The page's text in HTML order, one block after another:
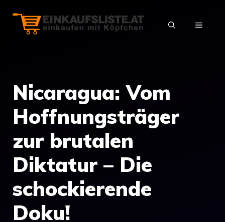
Inhalt
MENÜ
Nicaragua: Vom
Hoffnungsträger
zur brutalen
Diktatur – Die
schockierende
Doku!